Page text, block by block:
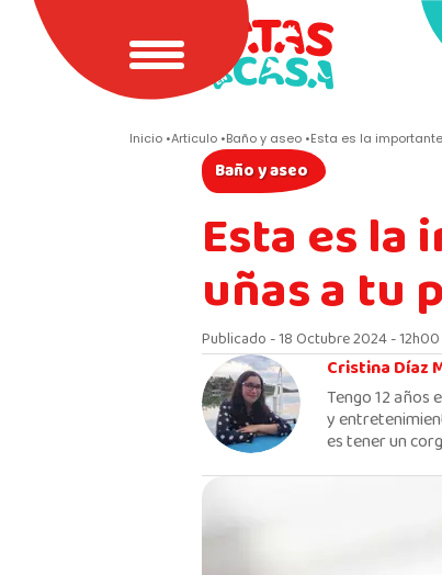
Inicio Articulo Baño y aseo Esta es la
Baño y aseo
Esta es
uñas a tu
Publicado - 18 Octubre 2024 - 12h00
Cristina Díaz
Tengo 12 años
y
es tener un